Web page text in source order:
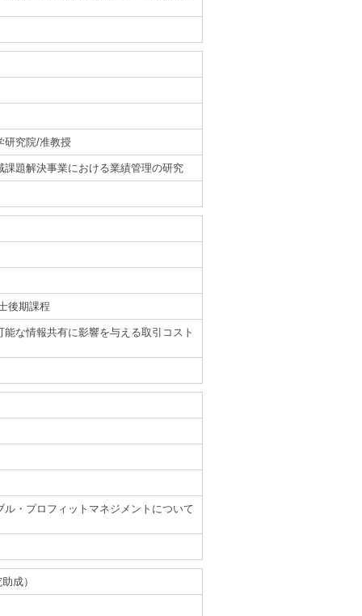
研究院/准教授
題解決事業における業績管理の研究
後期課程
な情報共有に影響を与える取引コスト
・プロフィットマネジメントについて
成）